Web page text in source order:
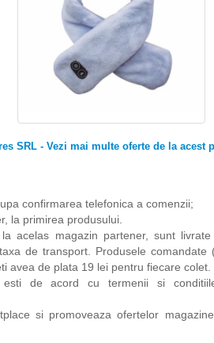
SRL - Vezi mai multe oferte de la acest
confirmarea telefonica a comenzii;
la primirea produsului.
acelas magazin partener, sunt
de transport. Produsele
avea de plata 19 lei pentru fiecare colet.
esti de acord cu termenii si
si promoveaza ofertelor